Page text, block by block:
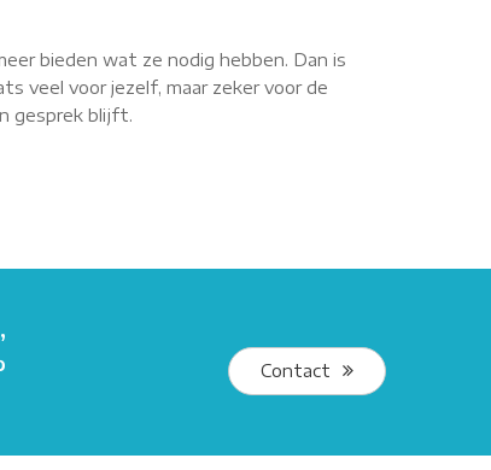
bieden wat ze nodig hebben. Dan is
veel voor jezelf, maar zeker voor de
gesprek blijft.
Contact